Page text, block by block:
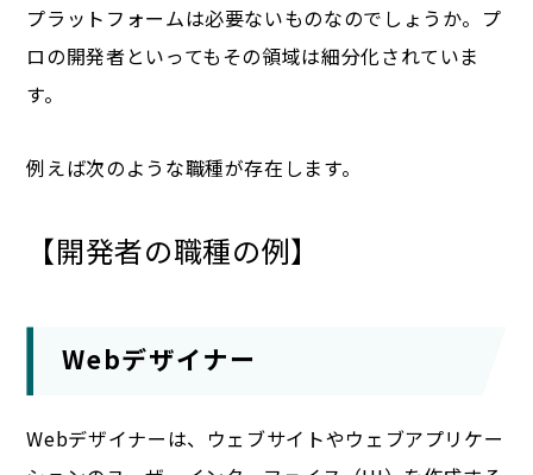
プラットフォームは必要ないものなのでしょうか。プ
ロの開発者といってもその領域は細分化されていま
す。
例えば次のような職種が存在します。
【開発者の職種の例】
Webデザイナー
Webデザイナーは、ウェブサイトやウェブアプリケー